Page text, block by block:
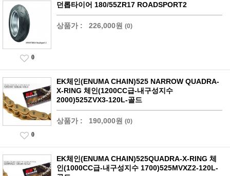
던롭타이어 180/55ZR17 ROADSPORT2
상품가 : 226,000원 (0)
0
EK체인(ENUMA CHAIN)525 NARROW QUADRA-
X-RING 체인(1200CC급-내구성지수
2000)525ZVX3-120L-골드
상품가 : 190,000원 (0)
0
EK체인(ENUMA CHAIN)525QUADRA-X-RING 체
인(1000CC급-내구성지수 1700)525MVXZ2-120L-